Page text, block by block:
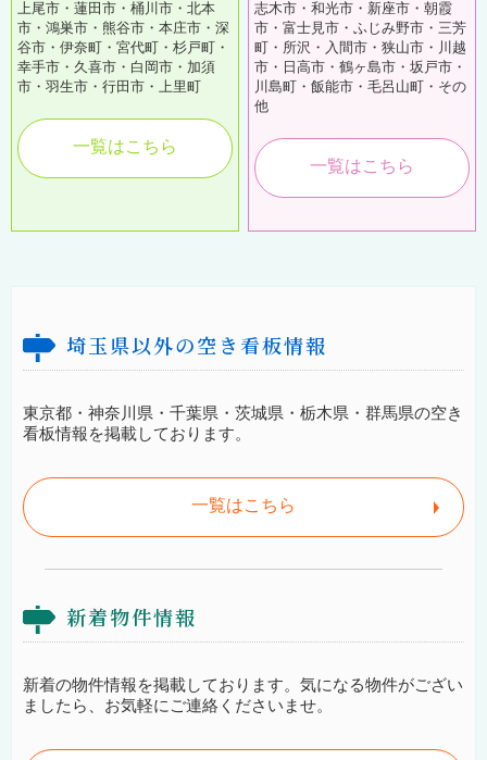
上尾市・蓮田市・桶川市・北本
市・鴻巣市・熊谷市・本庄市・深
谷市・伊奈町・宮代町・杉戸町・
幸手市・久喜市・白岡市・加須
市・羽生市・行田市・上里町
一覧はこちら
志木市・和光市・新座市・朝霞
市・富士見市・ふじみ野市・三芳
町・所沢・入間市・狭山市・川越
市・日高市・鶴ヶ島市・坂戸市・
川島町・飯能市・毛呂山町・その
他
一覧はこちら
埼玉県以外の空き看板情報
東京都・神奈川県・千葉県・茨城県・栃木県・群馬県の空き
看板情報を掲載しております。
一覧はこちら
新着物件情報
新着の物件情報を掲載しております。気になる物件がござい
ましたら、お気軽にご連絡くださいませ。